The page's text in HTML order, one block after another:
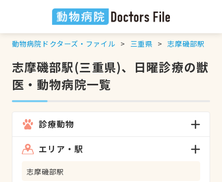
動物病院ドクターズ・ファイル 三重県 志摩磯部駅
志摩磯部駅(三重県)、日曜診療の獣
医・動物病院一覧
診療動物
エリア・駅
志摩磯部駅